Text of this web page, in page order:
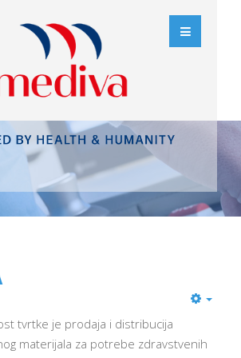
tvrtke je prodaja i distribucija
materijala za potrebe zdravstvenih